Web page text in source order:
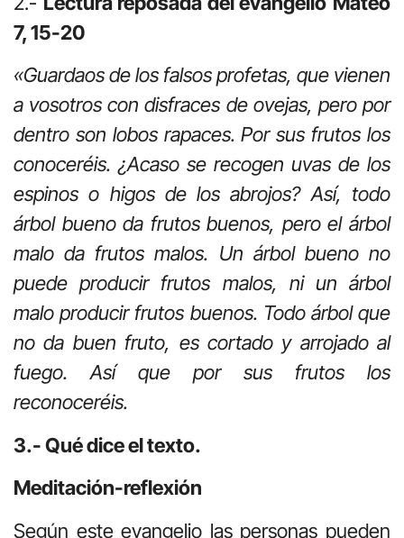
7, 15-20
«Guardaos de los falsos profetas, que vienen
a vosotros con disfraces de ovejas, pero por
dentro son lobos rapaces. Por sus frutos los
conoceréis. ¿Acaso se recogen uvas de los
espinos o higos de los abrojos? Así, todo
árbol bueno da frutos buenos, pero el árbol
malo da frutos malos. Un árbol bueno no
puede producir frutos malos, ni un árbol
malo producir frutos buenos. Todo árbol que
no da buen fruto, es cortado y arrojado al
fuego. Así que por sus frutos los
reconoceréis.
3.- Qué dice el texto.
Meditación-reflexión
Según este evangelio las personas pueden